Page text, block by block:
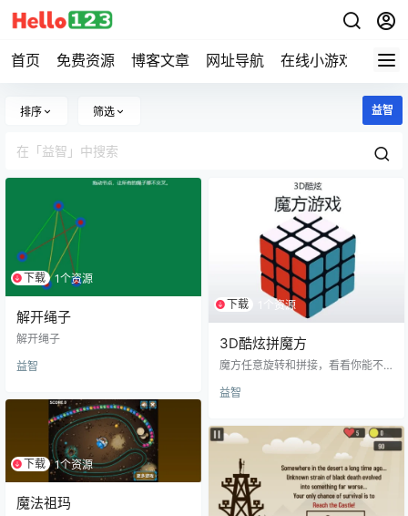
首页 免费资源 博客文章 网址导航 在线小游戏
排序 筛选 益智
下载 1个资源
解开绳子
解开绳子
益智
下载 1个资源
3D酷炫拼魔方
魔方任意旋转和拼接，看看你能不
益智
下载 1个资源
魔法祖玛